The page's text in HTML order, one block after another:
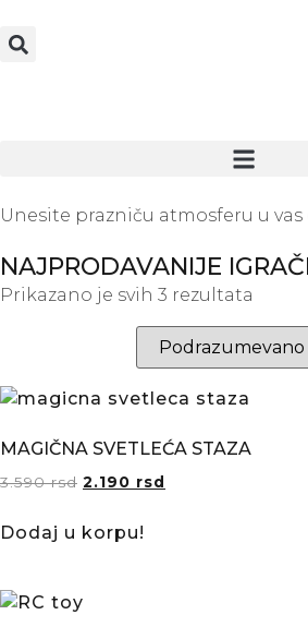
Unesite prazniču atmosferu u vas
NAJPRODAVANIJE
Prikazano je svih 3 rezultata
MAGIČNA SVETLEĆA STAZA
3.590rsd 2.190 rsd
Dodaj u korpu!